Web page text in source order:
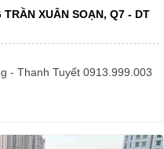
XUÂN SOẠN, Q7 - DT
- Thanh Tuyết 0913.999.003